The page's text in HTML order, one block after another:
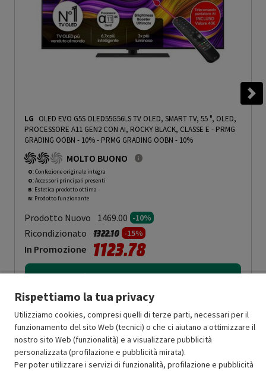
LG OLED EVO G5S OLED55G56LS TV OLED, SMART TV, 55 ", OLED,
PROCESSORE A11 GEN2 CON AI, ROCKY BLACK, CLASSE E - PRMG
GRADING OOBN - 10%- PRMG GRADING OOBN - 10%
MOLTO BUONO
O: Confezione originale integra
O: Accessori principali presenti
B: Estetica prodotto ottima
N: Prodotto funzionante
Prodotto Nuovo 1469.00 -10%
Ricondizionato Prezzo ridotto da
1322.10a-15%
In Promozione 1123.78
SCONTO RICONDIZIONATI
Approfitta dello sconto del 15% sul prodotto ricondizionato.
Rispettiamo la tua privacy
Utilizziamo cookies, compresi quelli di terze parti, necessari per il
funzionamento del sito Web (tecnici) o che ci aiutano a ottimizzare il
nostro sito Web (funzionalità) e a visualizzare pubblicità
personalizzata (profilazione e pubblicità mirata).
Per poter utilizzare i servizi di funzionalità, profilazione e pubblicità